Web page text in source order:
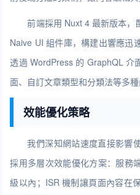
前端採用 Nuxt 4 最新版本，
Naive UI 組件庫，構建出響應迅
透過 WordPress 的 GraphQL 介
面、自訂文章類型和分類法等多種
效能優化策略
我們深知網站速度直接影響
採用多層次效能優化方案：服務
級以內；ISR 機制讓頁面內容在